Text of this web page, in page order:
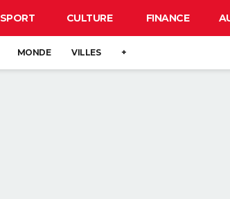
SPORT CULTURE FINANCE
MONDE VILLES +